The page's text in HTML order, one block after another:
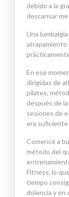
debido a la
descansar
Una
atrapamiento
En ese
dirigidas de
pilates,
después de la
sesiones de
era suficiente
Comencé a
método del
Fitness, lo
tiempo
dolencia y en